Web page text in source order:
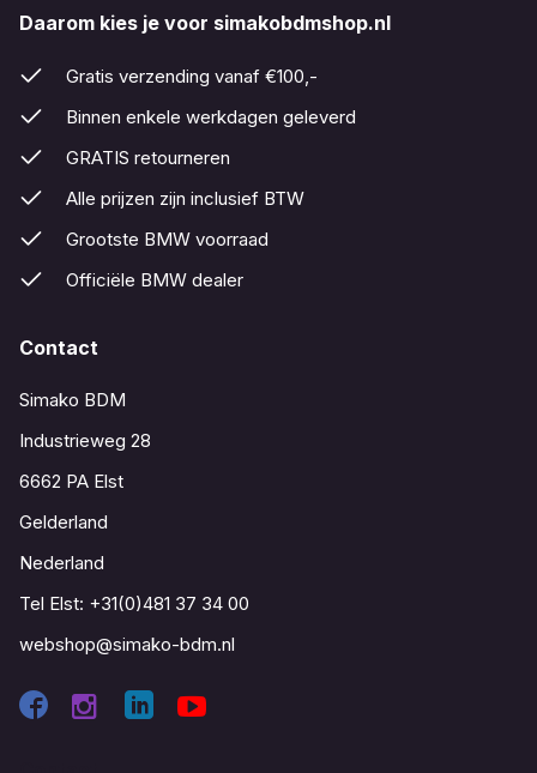
Daarom kies je voor simakobdmshop.nl
Gratis verzending vanaf €100,-
Binnen enkele werkdagen geleverd
GRATIS retourneren
Alle prijzen zijn inclusief BTW
Grootste BMW voorraad
Officiële BMW dealer
Contact
Simako BDM
Industrieweg 28
6662 PA Elst
Gelderland
Nederland
Tel Elst: +31(0)481 37 34 00
webshop@simako-bdm.nl